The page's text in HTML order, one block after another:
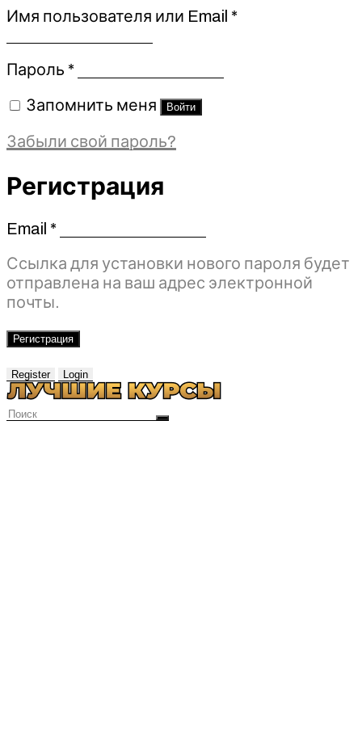
Имя пользователя или Email *Обязательно
Пароль *Обязательно
Запомнить меня Войти
Забыли свой пароль?
Регистрация
Email *Обязательно
Ссылка для установки нового пароля будет
отправлена ​​на ваш адрес электронной
почты.
Регистрация
Register Login